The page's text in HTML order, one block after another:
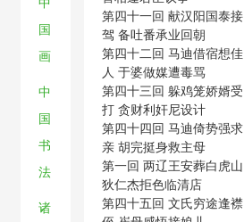
中
国
画
中
国
书
法
诸
第四十一回 献汉阳国泰接
驾 备吐番承业回朝
第四十二回 马迪借宿想佳
人 于婆做媒遭毒骂
第四十三回 躲鸡笼娇婿受
打 贪财利奸尼设计
第四十四回 马迪倚势强求
亲 胡完挺身救主母
第一回 两辽王安葬白虎山
狄仁杰拒色临清店
第四十五回 文氏穷途逢襟